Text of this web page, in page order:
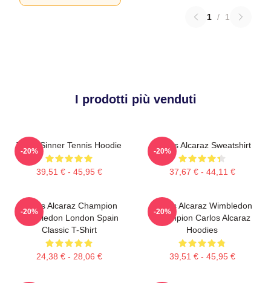
1 / 1
I prodotti più venduti
Team Sinner Tennis Hoodie
39,51 € - 45,95 €
-20%
Carlos Alcaraz Sweatshirt
37,67 € - 44,11 €
-20%
Carlos Alcaraz Champion
Wimbledon London Spain
Classic T-Shirt
24,38 € - 28,06 €
-20%
Carlos Alcaraz Wimbledon
Champion Carlos Alcaraz
Hoodies
39,51 € - 45,95 €
-20%